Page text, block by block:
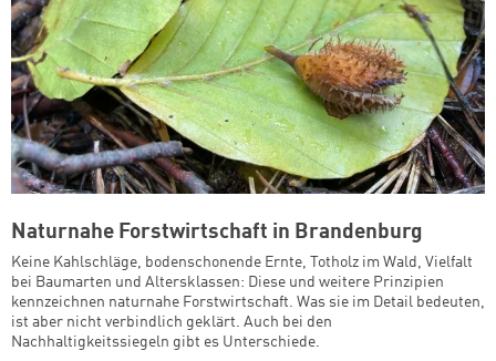
Naturnahe Forstwirtschaft in Brandenburg
Keine Kahlschläge, bodenschonende Ernte, Totholz im Wald, Vielfalt
bei Baumarten und Altersklassen: Diese und weitere Prinzipien
kennzeichnen naturnahe Forstwirtschaft. Was sie im Detail bedeuten,
ist aber nicht verbindlich geklärt. Auch bei den
Nachhaltigkeitssiegeln gibt es Unterschiede.